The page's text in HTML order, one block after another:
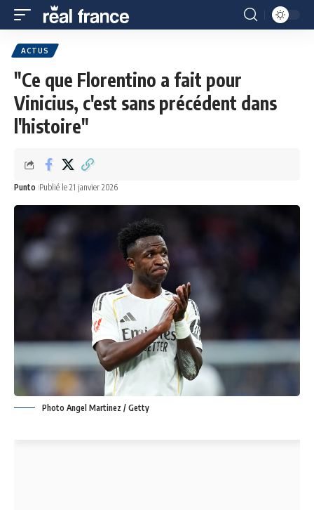
ACTUS
"Ce que Florentino a fait pour
Vinicius, c'est sans précédent dans
l'histoire"
Punto Publié le 21 janvier 2026
Photo Angel Martinez / Getty